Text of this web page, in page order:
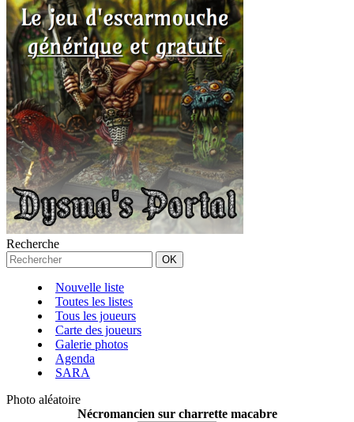
Recherche
Nouvelle liste
Toutes les listes
Tous les joueurs
Carte des joueurs
Galerie photos
Agenda
SARA
Photo aléatoire
Nécromancien sur charrette macabre